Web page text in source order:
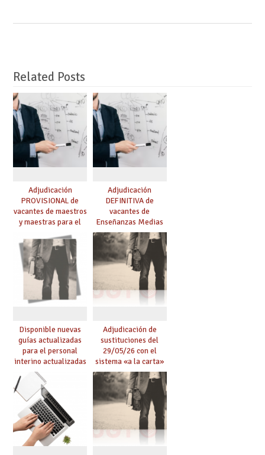
Related Posts
Adjudicación
PROVISIONAL de
vacantes de maestros
y maestras para el
curso 26-27
Adjudicación
DEFINITIVA de
vacantes de
Enseñanzas Medias
para el curso 26-27
Disponible nuevas
guías actualizadas
para el personal
interino actualizadas
para el curso 26/27
Adjudicación de
sustituciones del
29/05/26 con el
sistema «a la carta»
conseguido con el
Acuerdo de Mejoras